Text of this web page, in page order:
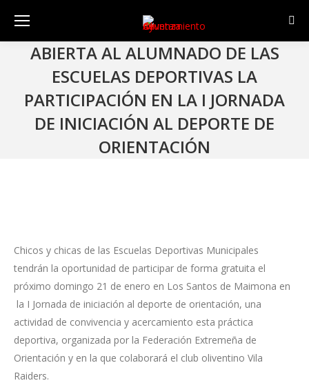
ABIERTA AL ALUMNADO DE LAS
ESCUELAS DEPORTIVAS LA
PARTICIPACIÓN EN LA I JORNADA
DE INICIACIÓN AL DEPORTE DE
ORIENTACIÓN
Chicos y chicas de las Escuelas Deportivas Municipales
tendrán la oportunidad de participar de forma gratuita el
próximo domingo 21 de enero en Los Santos de Maimona en
la I Jornada de iniciación al deporte de orientación, una
actividad de convivencia y acercamiento esta práctica
deportiva, organizada por la Federación Extremeña de
Orientación y en la que colaborará el club oliventino Vila
Raiders.